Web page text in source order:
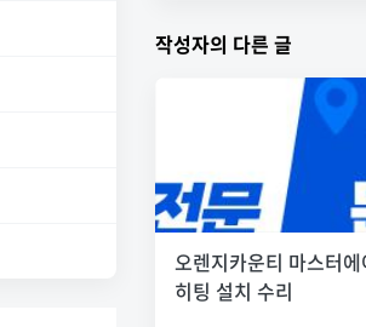
작성자의 다른 글
오렌지카운티 마스터에
히팅 설치 수리